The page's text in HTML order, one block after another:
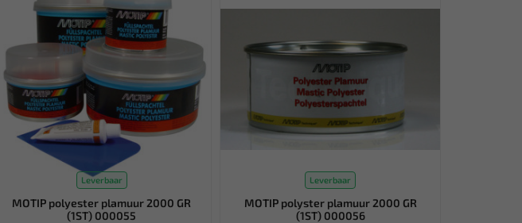
Leverbaar
MOTIP polyester plamuur 2000 GR
(1ST) 000055
Leverbaar
MOTIP polyster plamuur 2000 GR
(1ST) 000056